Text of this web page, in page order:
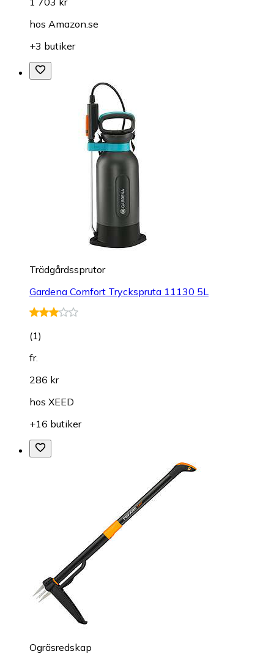
hos Amazon.se
+3 butiker
Trädgårdssprutor
Gardena Comfort Tryckspruta 11130 5L
(1)
fr.
286 kr
hos XEED
+16 butiker
Ogräsredskap